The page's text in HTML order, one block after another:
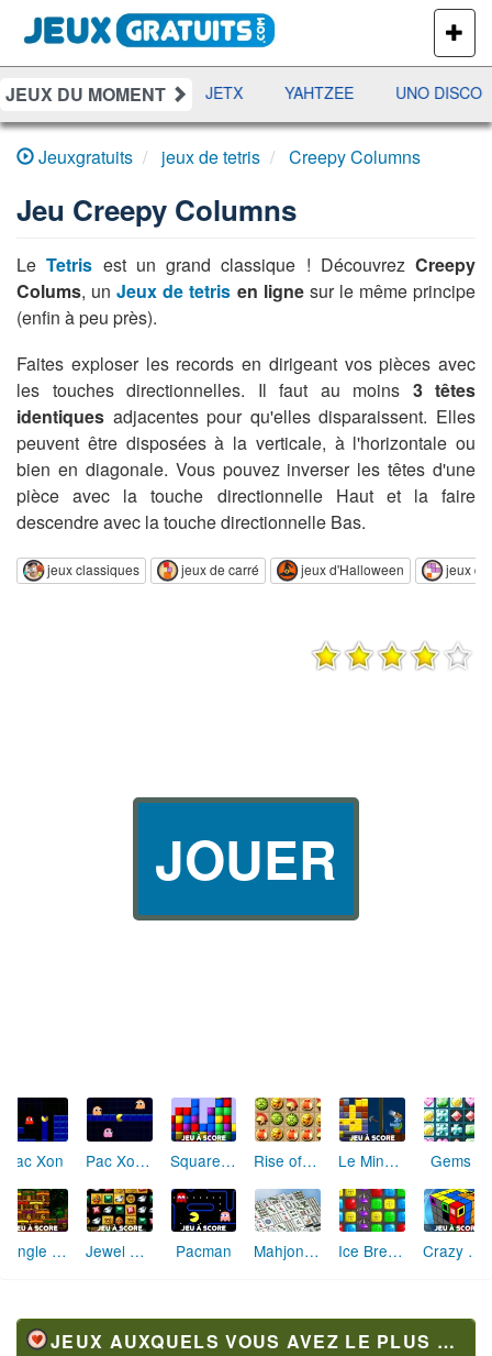
PLUS
DE
JEUX
JEUX DU MOMENT
DAMES RAMI JETX YAHTZEE UNO DISCO
Jeuxgratuits jeux de tetris Creepy Columns
Jeu Creepy Columns
LeTetris est un grand classique ! Découvrez Creepy
Colums, unJeux de tetris en lignesur le même principe
(enfin à peu près).
Faites exploser les records en dirigeant vos pièces avec
les touches directionnelles. Il faut au moins 3 têtes
identiques adjacentes pour qu'elles disparaissent. Elles
peuvent être disposées à la verticale, à l'horizontale ou
bien en diagonale. Vous pouvez inverser les têtes d'une
pièce avec la touche directionnelle Haut et la faire
descendre avec la touche directionnelle Bas.
jeux classiques jeux de carré jeux d'Halloween jeux
JOUER
Pac Xon Pac Xon Deluxe Square Assembler Rise of Atlantis Le Mineur Gems 2
Jungle Fruit Jewel Quest Pacman Mahjong Solitaire Ice Breakers Crazy Cube
JEUX AUXQUELS VOUS AVEZ LE PLUS JOUÉ